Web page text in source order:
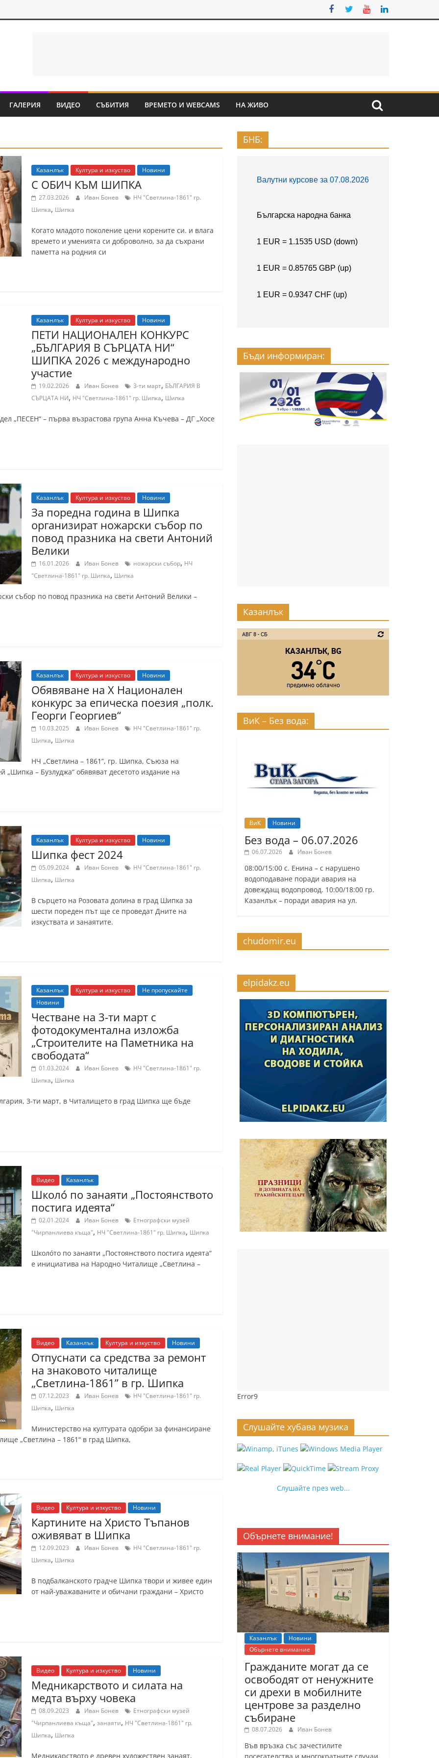
ГАЛЕРИЯ ВИДЕО СЪБИТИЯ ВРЕМЕТО И WEBCAMS НА ЖИВО
Казанлък Култура и изкуство Новини
С ОБИЧ КЪМ ШИПКА
27.03.2026 Иван Бонев
НЧ "Светлина-1861" гр.
Шипка, Шипка
Когато младото поколение цени корените си. и влага
времето и уменията си доброволно, за да съхрани
паметта на родния си
Казанлък Култура и изкуство Новини
ПЕТИ НАЦИОНАЛЕН КОНКУРС
„БЪЛГАРИЯ В СЪРЦАТА НИ“
ШИПКА 2026 с международно
участие
19.02.2026 Иван Бонев 3-ти март, БЪЛГАРИЯ В
СЪРЦАТА НИ, НЧ "Светлина-1861" гр. Шипка, Шипка
„ПЕСЕН“ – първа възрастова група Анна Къчева – ДГ „Хосе
Казанлък Култура и изкуство Новини
За поредна година в Шипка
организират ножарски събор по
повод празника на свети Антоний
Велики
16.01.2026 Иван Бонев ножарски събор, НЧ
"Светлина-1861" гр. Шипка, Шипка
събор по повод празника на свети Антоний Велики –
Казанлък Култура и изкуство Новини
Обявяване на Х Национален
конкурс за епическа поезия „полк.
Георги Георгиев“
10.03.2025 Иван Бонев
НЧ "Светлина-1861" гр.
Шипка, Шипка
НЧ „Светлина – 1861”, гр. Шипка, Съюза на
– Бузлуджа“ обявяват десетото издание на
Казанлък Култура и изкуство Новини
Шипка фест 2024
05.09.2024 Иван Бонев
НЧ "Светлина-1861" гр.
Шипка, Шипка
В сърцето на Розовата долина в град Шипка за
шести пореден път ще се проведат Дните на
изкуствата и занаятите.
Казанлък Култура и изкуство
Не пропускайте
Новини
Честване на 3-ти март с
фотодокументална изложба
„Строителите на Паметника на
свободата“
01.03.2024 Иван Бонев
НЧ "Светлина-1861" гр.
Шипка, Шипка
3-ти март, в Читалището в град Шипка ще бъде
Видео Казанлък
Школó по занаяти „Постоянството
постига идеята“
02.01.2024 Иван Бонев
Етнографски музей
"Чирпанлиева къща", НЧ "Светлина-1861" гр. Шипка, Шипка
Школóто по занаяти „Постоянството постига идеята“
е инициатива на Народно Читалище „Светлина –
Видео Казанлък Култура и изкуство Новини
Отпуснати са средства за ремонт
на знаковото читалище
„Светлина-1861” в гр. Шипка
07.12.2023 Иван Бонев
НЧ "Светлина-1861" гр.
Шипка, Шипка
Министерство на културата одобри за финансиране
„Светлина – 1861“ в град Шипка,
Видео Култура и изкуство Новини
Картините на Христо Тъпанов
оживяват в Шипка
12.09.2023 Иван Бонев
НЧ "Светлина-1861" гр.
Шипка, Шипка
В подбалканското градче Шипка твори и живее един
от най-уважаваните и обичани граждани – Христо
Видео Култура и изкуство Новини
Медникарството и силата на
медта върху човека
08.09.2023 Иван Бонев
Етнографски музей
"Чирпанлиева къща", занаяти, НЧ "Светлина-1861" гр.
Шипка, Шипка
Медникарството е древен художествен занаят,
БНБ:
Бъди информиран:
Казанлък
АВГ 8 - СБ
КАЗАНЛЪК, BG
34°C
предимно облачно
ВиК – Без вода:
ВиК Новини
Без вода – 06.07.2026
06.07.2026 Иван Бонев
08:00/15:00 с. Енина – с нарушено
водоподаване поради авария на
довеждащ водопровод. 10:00/18:00 гр.
Казанлък – поради авария на ул.
chudomir.eu
elpidakz.eu
Error9
Слушайте хубава музика
Слушайте през web...
Обърнете внимание!
Казанлък
Новини
Обърнете внимание
Гражданите могат да се
освободят от ненужните
си дрехи в мобилните
центрове за разделно
събиране
08.07.2026 Иван Бонев
Във връзка със зачестилите